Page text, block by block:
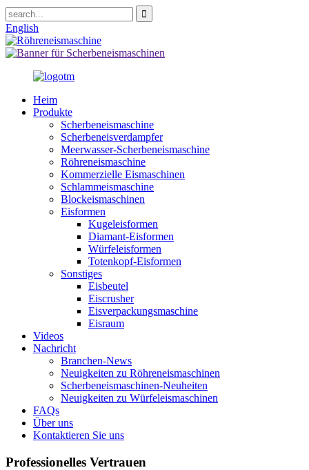
English
Heim
Produkte
Scherbeneismaschine
Scherbeneisverdampfer
Meerwasser-Scherbeneismaschine
Röhreneismaschine
Kommerzielle Eismaschinen
Schlammeismaschine
Blockeismaschinen
Eisformen
Kugeleisformen
Diamant-Eisformen
Würfeleisformen
Totenkopf-Eisformen
Sonstiges
Eisbeutel
Eiscrusher
Eisverpackungsmaschine
Eisraum
Videos
Nachricht
Branchen-News
Neuigkeiten zu Röhreneismaschinen
Scherbeneismaschinen-Neuheiten
Neuigkeiten zu Würfeleismaschinen
FAQs
Über uns
Kontaktieren Sie uns
Professionelles Vertrauen